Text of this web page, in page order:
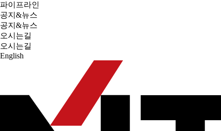
파이프라인
공지&뉴스
공지&뉴스
오시는길
오시는길
English